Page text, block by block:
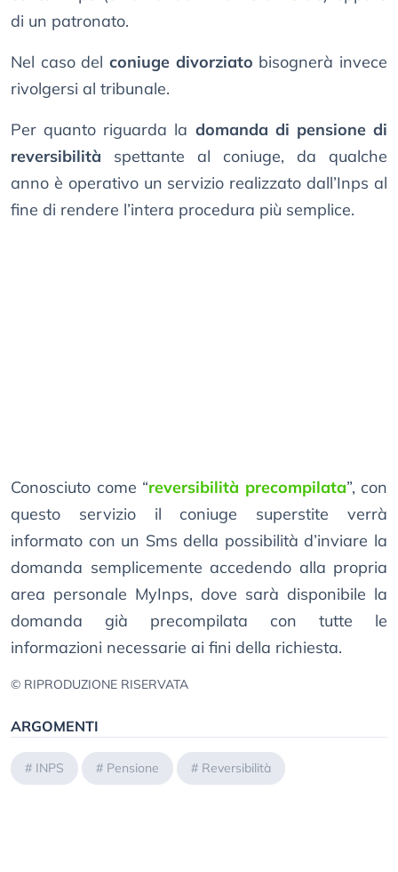
di un patronato.
Nel caso del coniuge divorziato bisognerà invece
rivolgersi al tribunale.
Per quanto riguarda la domanda di pensione di
reversibilità spettante al coniuge, da qualche
anno è operativo un servizio realizzato dall’Inps al
fine di rendere l’intera procedura più semplice.
Conosciuto come “reversibilità precompilata”, con
questo servizio il coniuge superstite verrà
informato con un Sms della possibilità d’inviare la
domanda semplicemente accedendo alla propria
area personale MyInps, dove sarà disponibile la
domanda già precompilata con tutte le
informazioni necessarie ai fini della richiesta.
© RIPRODUZIONE RISERVATA
ARGOMENTI
# INPS # Pensione # Reversibilità